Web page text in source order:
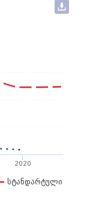
სტანდარტული
2020